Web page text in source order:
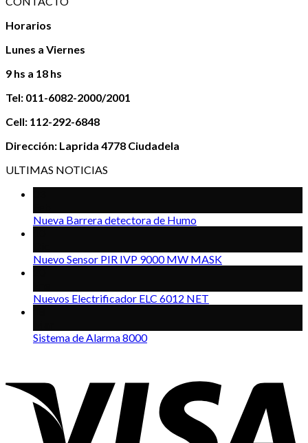
Horarios
Lunes a Viernes
9 hs a 18 hs
Tel: 011-6082-2000/2001
Cell: 112-292-6848
Dirección: Laprida 4778 Ciudadela
ULTIMAS NOTICIAS
Nueva Barrera detectora de Humo
Nuevo Sensor PIR IVP 9000 MW MASK
Nuevos Electrificador ELC 6012 NET
Sistema de Alarma 8000